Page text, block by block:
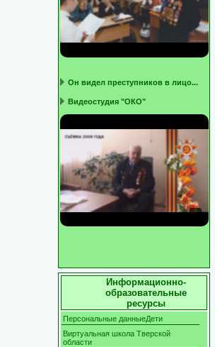
Он видел преступников в лицо...
Видеостудия "ОКО"
Информационно-
образовательные
ресурсы
Персональные данныеДети
Виртуальная школа Тверской
области